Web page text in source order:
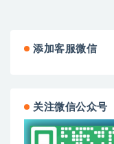
添加客服微信
关注微信公众号